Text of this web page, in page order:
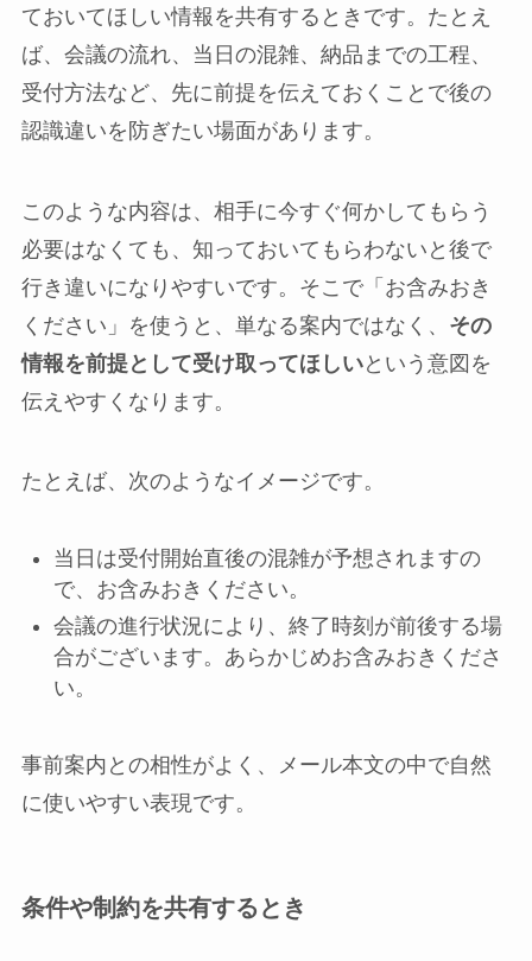
ておいてほしい情報を共有するときです。たとえ
ば、会議の流れ、当日の混雑、納品までの工程、
受付方法など、先に前提を伝えておくことで後の
認識違いを防ぎたい場面があります。
このような内容は、相手に今すぐ何かしてもらう
必要はなくても、知っておいてもらわないと後で
行き違いになりやすいです。そこで「お含みおき
ください」を使うと、単なる案内ではなく、 その
情報を前提として受け取ってほしいという意図を
伝えやすくなります。
たとえば、次のようなイメージです。
当日は受付開始直後の混雑が予想されますの
で、お含みおきください。
会議の進行状況により、終了時刻が前後する場
合がございます。あらかじめお含みおきくださ
い。
事前案内との相性がよく、メール本文の中で自然
に使いやすい表現です。
条件や制約を共有するとき